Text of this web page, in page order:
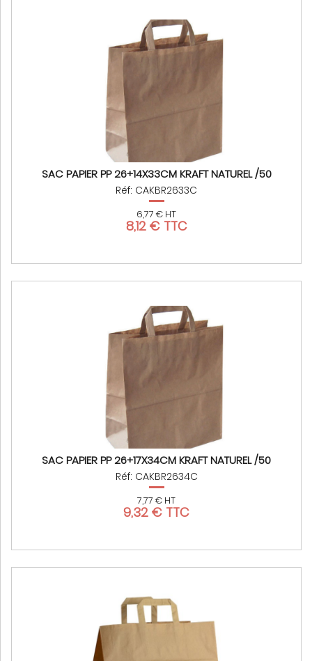
SAC PAPIER PP 26+14X33CM KRAFT NATUREL /50
Réf: CAKBR2633C
6,77 € HT
8,12 € TTC
SAC PAPIER PP 26+17X34CM KRAFT NATUREL /50
Réf: CAKBR2634C
7,77 € HT
9,32 € TTC